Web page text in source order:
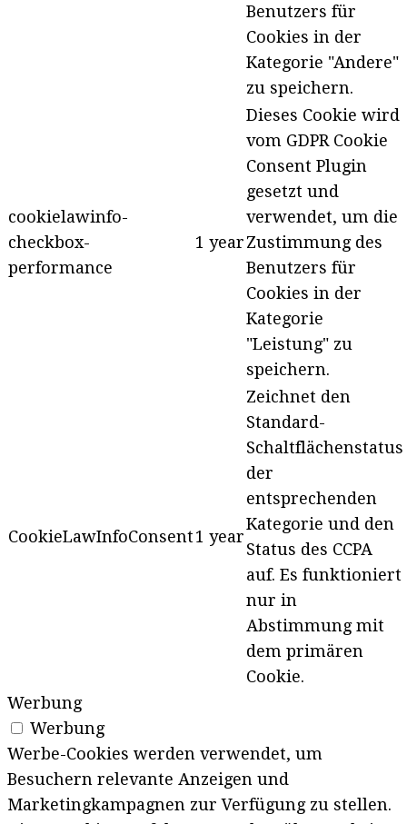
Benutzers für
Cookies in der
Kategorie "Andere"
zu speichern.
cookielawinfo-
checkbox-
performance
1 year
Dieses Cookie wird
vom GDPR Cookie
Consent Plugin
gesetzt und
verwendet, um die
Zustimmung des
Benutzers für
Cookies in der
Kategorie
"Leistung" zu
speichern.
CookieLawInfoConsent1 year
Zeichnet den
Standard-
Schaltflächenstatus
der
entsprechenden
Kategorie und den
Status des CCPA
auf. Es funktioniert
nur in
Abstimmung mit
dem primären
Cookie.
Werbung
Werbung
Werbe-Cookies werden verwendet, um
Besuchern relevante Anzeigen und
Marketingkampagnen zur Verfügung zu stellen.